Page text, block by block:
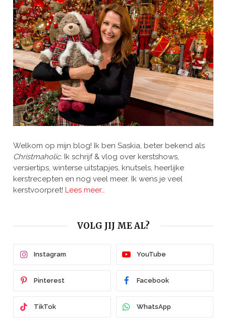
Welkom op mijn blog! Ik ben Saskia, beter bekend als
Christmaholic. Ik schrijf & vlog over kerstshows,
versiertips, winterse uitstapjes, knutsels, heerlijke
kerstrecepten en nog veel meer. Ik wens je veel
kerstvoorpret! Lees meer…
VOLG JIJ ME AL?
Instagram YouTube
Pinterest Facebook
TikTok WhatsApp